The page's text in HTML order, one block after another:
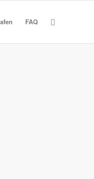
FAQ